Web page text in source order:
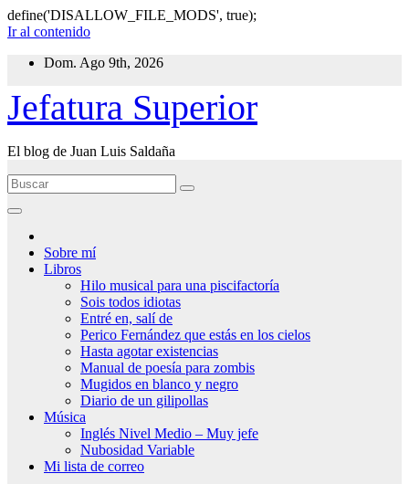
define('DISALLOW_FILE_MODS', true);
Ir al contenido
Dom. Ago 9th, 2026
Jefatura Superior
El blog de Juan Luis Saldaña
Sobre mí
Libros
Hilo musical para una piscifactoría
Sois todos idiotas
Entré en, salí de
Perico Fernández que estás en los cielos
Hasta agotar existencias
Manual de poesía para zombis
Mugidos en blanco y negro
Diario de un gilipollas
Música
Inglés Nivel Medio – Muy jefe
Nubosidad Variable
Mi lista de correo